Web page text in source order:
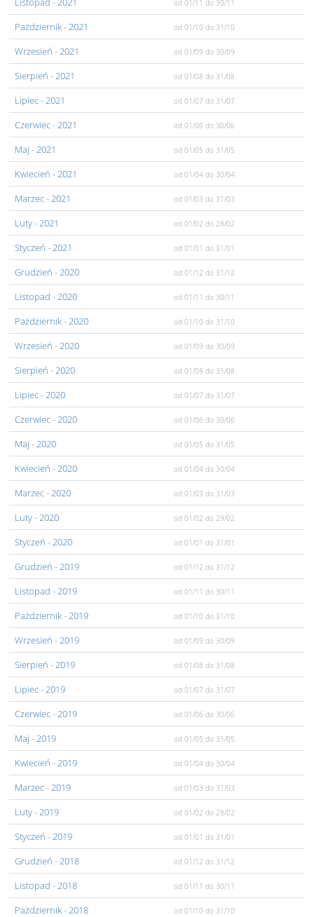
od 01/11 do 30/11
Pażdziernik- 2021 od 01/10 do 31/10
Wrzesień - 2021 od 01/09 do 30/09
Sierpień - 2021 od 01/08 do 31/08
Lipiec- 2021 od 01/07 do 31/07
Czerwiec- 2021 od 01/06 do 30/06
Maj - 2021 od 01/05 do 31/05
Kwiecień - 2021 od 01/04 do 30/04
Marzec- 2021 od 01/03 do 31/03
Luty- 2021 od 01/02 do 28/02
Styczeń - 2021 od 01/01 do 31/01
Grudzień - 2020 od 01/12 do 31/12
Listopad - 2020 od 01/11 do 30/11
Pażdziernik- 2020 od 01/10 do 31/10
Wrzesień - 2020 od 01/09 do 30/09
Sierpień - 2020 od 01/08 do 31/08
Lipiec- 2020 od 01/07 do 31/07
Czerwiec- 2020 od 01/06 do 30/06
Maj - 2020 od 01/05 do 31/05
Kwiecień - 2020 od 01/04 do 30/04
Marzec- 2020 od 01/03 do 31/03
Luty- 2020 od 01/02 do 29/02
Styczeń - 2020 od 01/01 do 31/01
Grudzień - 2019 od 01/12 do 31/12
Listopad - 2019 od 01/11 do 30/11
Pażdziernik- 2019 od 01/10 do 31/10
Wrzesień - 2019 od 01/09 do 30/09
Sierpień - 2019 od 01/08 do 31/08
Lipiec- 2019 od 01/07 do 31/07
Czerwiec- 2019 od 01/06 do 30/06
Maj - 2019 od 01/05 do 31/05
Kwiecień - 2019 od 01/04 do 30/04
Marzec- 2019 od 01/03 do 31/03
Luty- 2019 od 01/02 do 28/02
Styczeń - 2019 od 01/01 do 31/01
Grudzień - 2018 od 01/12 do 31/12
Listopad - 2018 od 01/11 do 30/11
Pażdziernik- 2018 od 01/10 do 31/10